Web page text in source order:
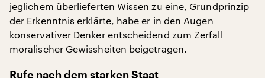
jeglichem überlieferten Wissen zu eine, Grundprinzip
der Erkenntnis erklärte, habe er in den Augen
konservativer Denker entscheidend zum Zerfall
moralischer Gewissheiten beigetragen.
Rufe nach dem starken Staat